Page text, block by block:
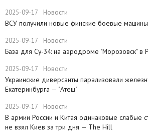
2025-09-17 Новости
ВСУ получили новые финские боевые
2025-09-17 Новости
База для Су-34: на аэродроме "Морозовск"
2025-09-17 Новости
Украинские диверсанты парализовали
Екатеринбурга — "Атеш"
2025-09-17 Новости
​В армии России и Китая одинаковые слабые
не взял Киев за три дня — The Hill